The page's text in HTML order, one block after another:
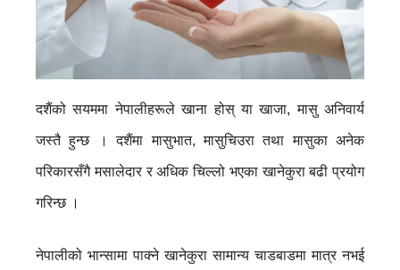
दशैंको सयममा नेपालीहरूले खाना होस् या खाजा, मासु अनिवार्य
जस्तै हुन्छ । दशैंमा मासुभात, मासुचिउरा तथा मासुका अनेक
परिकारसँगै मसालेदार र अधिक चिल्लो भएका खानेकुरा बढी प्रयोग
गरिन्छ ।
नेपालीको भान्सामा पाक्ने खानेकुरा सामान्य चाडबाडमा मात्र नभई